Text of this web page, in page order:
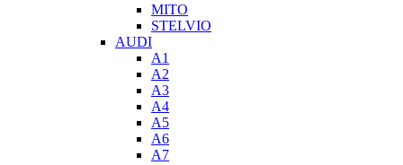
MITO
STELVIO
AUDI
A1
A2
A3
A4
A5
A6
A7